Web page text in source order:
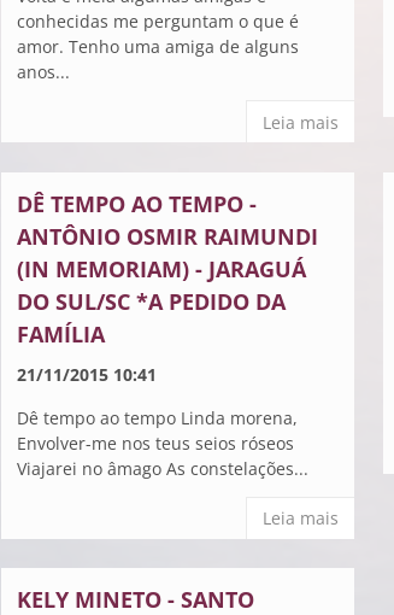
conhecidas me perguntam o que é
amor. Tenho uma amiga de alguns
anos...
Leia mais
DÊ TEMPO AO TEMPO -
ANTÔNIO OSMIR RAIMUNDI
(IN MEMORIAM) - JARAGUÁ
DO SUL/SC *A PEDIDO DA
FAMÍLIA
21/11/2015 10:41
Dê tempo ao tempo Linda morena,
Envolver-me nos teus seios róseos
Viajarei no âmago As constelações...
Leia mais
KELY MINETO - SANTO